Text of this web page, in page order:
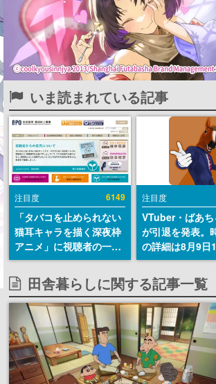
いま読まれている記事
注目度 6149
「タバコを止められない
猫耳キャラを描く深夜枠
アニメ」に視聴者の一部
から批判意見。違法薬物
の使用と思しき描写も含
めて、BPOが議論を交わ
す
注目度
VTuber・ばあ
が引退を発表。
の詳細は8月9日
の配信で説明
田舎暮らしに関する記事一覧